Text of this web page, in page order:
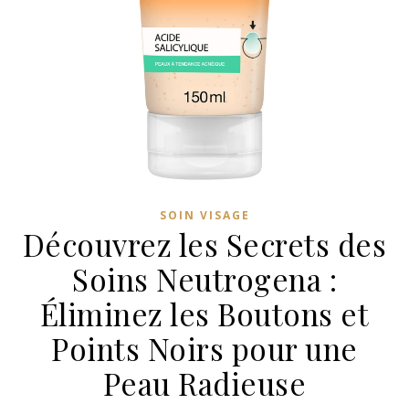
SOIN VISAGE
Découvrez les Secrets des
Soins Neutrogena :
Éliminez les Boutons et
Points Noirs pour une
Peau Radieuse